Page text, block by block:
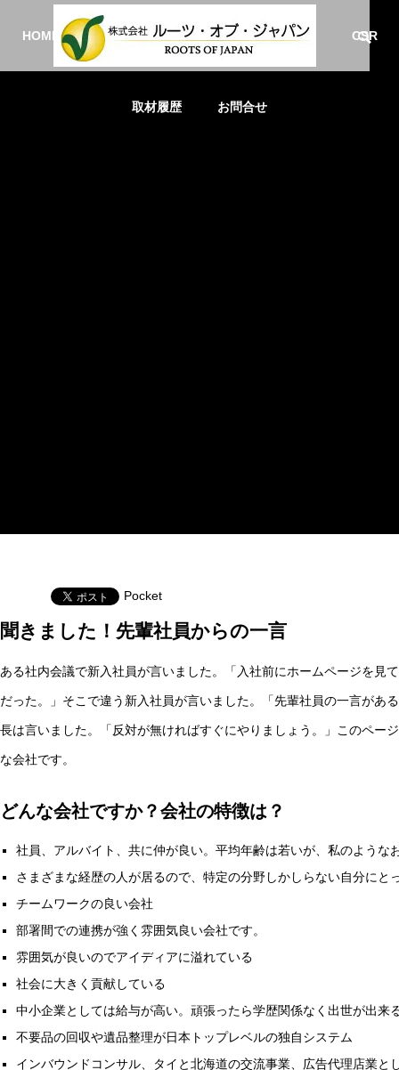
HOME 事業紹介 会社概要 採用情報 CSR
取材履歴 お問合せ
Pocket
聞きました！先輩社員からの一言
ある社内会議で新入社員が言いました。「入社前にホームページを見
だった。」そこで違う新入社員が言いました。「先輩社員の一言があ
長は言いました。「反対が無ければすぐにやりましょう。」このペー
な会社です。
どんな会社ですか？会社の特徴は？
社員、アルバイト、共に仲が良い。平均年齢は若いが、私のような
さまざまな経歴の人が居るので、特定の分野しかしらない自分にと
チームワークの良い会社
部署間での連携が強く雰囲気良い会社です。
雰囲気が良いのでアイディアに溢れている
社会に大きく貢献している
中小企業としては給与が高い。頑張ったら学歴関係なく出世が出来
不要品の回収や遺品整理が日本トップレベルの独自システム
インバウンドコンサル、タイと北海道の交流事業、広告代理店業と